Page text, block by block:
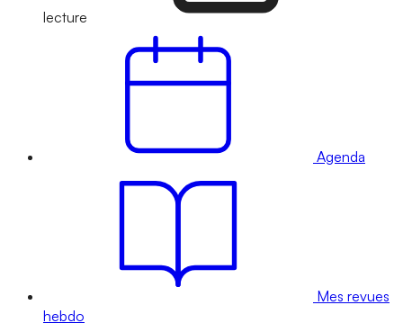
lecture
Agenda
Mes revues
hebdo